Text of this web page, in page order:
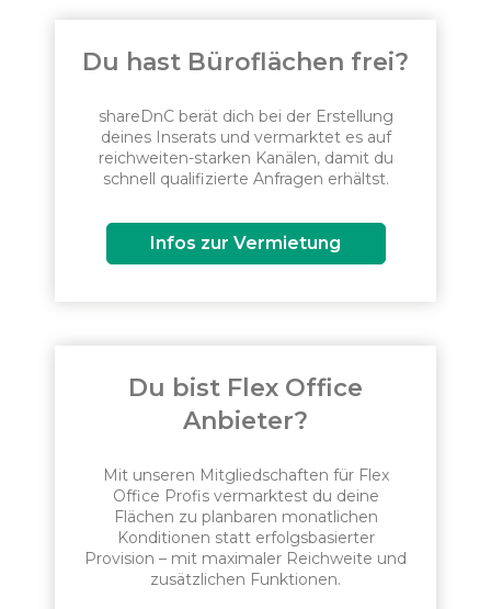
Du hast Büroflächen frei?
shareDnC berät dich bei der Erstellung
deines Inserats und vermarktet es auf
reichweiten-starken Kanälen, damit du
schnell qualifizierte Anfragen erhältst.
Infos zur Vermietung
Du bist Flex Office
Anbieter?
Mit unseren Mitgliedschaften für Flex
Office Profis vermarktest du deine
Flächen zu planbaren monatlichen
Konditionen statt erfolgsbasierter
Provision – mit maximaler Reichweite und
zusätzlichen Funktionen.